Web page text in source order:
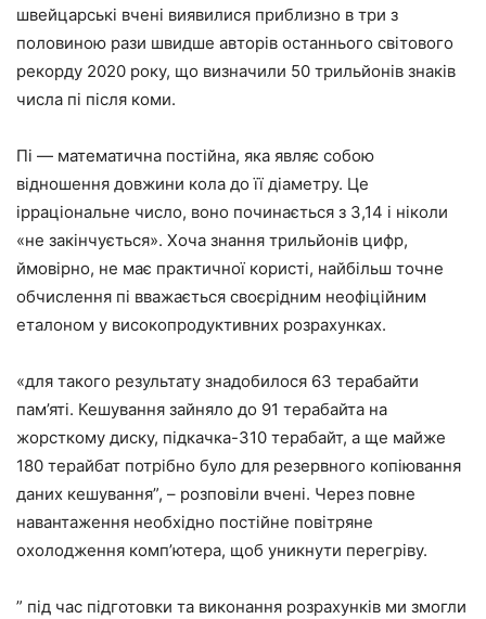
швейцарські вчені виявилися приблизно в три з
половиною рази швидше авторів останнього світового
рекорду 2020 року, що визначили 50 трильйонів знаків
числа пі після коми.
Пі — математична постійна, яка являє собою
відношення довжини кола до її діаметру. Це
ірраціональне число, воно починається з 3,14 і ніколи
«не закінчується». Хоча знання трильйонів цифр,
ймовірно, не має практичної користі, найбільш точне
обчислення пі вважається своєрідним неофіційним
еталоном у високопродуктивних розрахунках.
«для такого результату знадобилося 63 терабайти
пам’яті. Кешування зайняло до 91 терабайта на
жорсткому диску, підкачка-310 терабайт, а ще майже
180 терайбат потрібно було для резервного копіювання
даних кешування”, – розповіли вчені. Через повне
навантаження необхідно постійне повітряне
охолодження комп’ютера, щоб уникнути перегріву.
” під час підготовки та виконання розрахунків ми змогли